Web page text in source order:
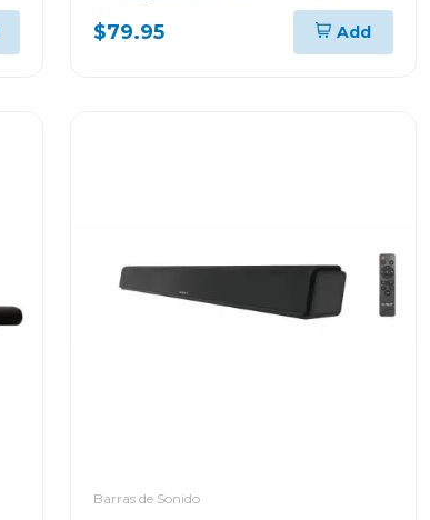
bluetooth pa12dcm
$79.95 Add
Barras de Sonido